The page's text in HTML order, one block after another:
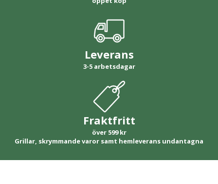
Leverans
3-5 arbetsdagar
Fraktfritt
över 599 kr
Grillar, skrymmande varor samt hemleverans undantagna